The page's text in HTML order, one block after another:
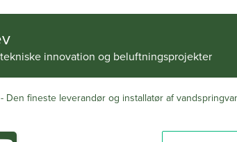
innovation og beluftningsprojekter
- Den fineste leverandør og installatør af